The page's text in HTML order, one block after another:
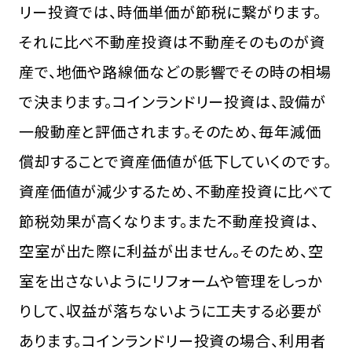
リー投資では、時価単価が節税に繋がります。
それに比べ不動産投資は不動産そのものが資
産で、地価や路線価などの影響でその時の相場
で決まります。コインランドリー投資は、設備が
一般動産と評価されます。そのため、毎年減価
償却することで資産価値が低下していくのです。
資産価値が減少するため、不動産投資に比べて
節税効果が高くなります。また不動産投資は、
空室が出た際に利益が出ません。そのため、空
室を出さないようにリフォームや管理をしっか
りして、収益が落ちないように工夫する必要が
あります。コインランドリー投資の場合、利用者